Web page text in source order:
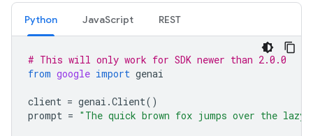
Python JavaScript REST
# This will only work for SDK newer than 2.0.0
from google import genai
client = genai .Client()
prompt = "The quick brown fox jumps over the lazy